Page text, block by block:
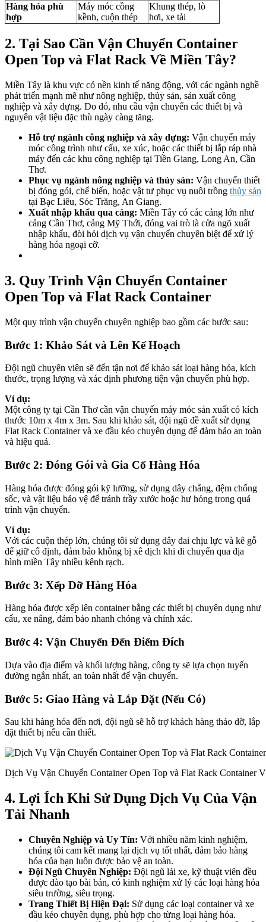
Hàng hóa phù
hợp
Máy móc cồng
kềnh, cuộn thép
Khung thép, lò
hơi, xe tải
2. Tại Sao Cần Vận Chuyển Container
Open Top và Flat Rack Về Miền Tây?
Miền Tây là khu vực có nền kinh tế năng động, với các ngành nghề
phát triển mạnh mẽ như nông nghiệp, thủy sản, sản xuất công
nghiệp và xây dựng. Do đó, nhu cầu vận chuyển các thiết bị và
nguyên vật liệu đặc thù ngày càng tăng.
Hỗ trợ ngành công nghiệp và xây dựng: Vận chuyển máy
móc công trình như cẩu, xe xúc, hoặc các thiết bị lắp ráp nhà
máy đến các khu công nghiệp tại Tiền Giang, Long An, Cần
Thơ.
Phục vụ ngành nông nghiệp và thủy sản: Vận chuyển thiết
bị đóng gói, chế biến, hoặc vật tư phục vụ nuôi trồng thủy sản
tại Bạc Liêu, Sóc Trăng, An Giang.
Xuất nhập khẩu qua cảng: Miền Tây có các cảng lớn như
cảng Cần Thơ, cảng Mỹ Thới, đóng vai trò là cửa ngõ xuất
nhập khẩu, đòi hỏi dịch vụ vận chuyển chuyên biệt để xử lý
hàng hóa ngoại cỡ.
3. Quy Trình Vận Chuyển Container
Open Top và Flat Rack Container
Một quy trình vận chuyển chuyên nghiệp bao gồm các bước sau:
Bước 1: Khảo Sát và Lên Kế Hoạch
Đội ngũ chuyên viên sẽ đến tận nơi để khảo sát loại hàng hóa, kích
thước, trọng lượng và xác định phương tiện vận chuyển phù hợp.
Ví dụ:
Một công ty tại Cần Thơ cần vận chuyển máy móc sản xuất có kích
thước 10m x 4m x 3m. Sau khi khảo sát, đội ngũ đề xuất sử dụng
Flat Rack Container và xe đầu kéo chuyên dụng để đảm bảo an toàn
và hiệu quả.
Bước 2: Đóng Gói và Gia Cố Hàng Hóa
Hàng hóa được đóng gói kỹ lưỡng, sử dụng dây chằng, đệm chống
sốc, và vật liệu bảo vệ để tránh trầy xước hoặc hư hỏng trong quá
trình vận chuyển.
Ví dụ:
Với các cuộn thép lớn, chúng tôi sử dụng dây đai chịu lực và kê gỗ
để giữ cố định, đảm bảo không bị xê dịch khi di chuyển qua địa
hình miền Tây nhiều kênh rạch.
Bước 3: Xếp Dỡ Hàng Hóa
Hàng hóa được xếp lên container bằng các thiết bị chuyên dụng như
cẩu, xe nâng, đảm bảo nhanh chóng và chính xác.
Bước 4: Vận Chuyển Đến Điểm Đích
Dựa vào địa điểm và khối lượng hàng, công ty sẽ lựa chọn tuyến
đường ngắn nhất, an toàn nhất để vận chuyển.
Bước 5: Giao Hàng và Lắp Đặt (Nếu Có)
Sau khi hàng hóa đến nơi, đội ngũ sẽ hỗ trợ khách hàng tháo dỡ, lắp
đặt thiết bị nếu cần thiết.
Dịch Vụ Vận Chuyển Container Open Top và Flat Rack Container
4. Lợi Ích Khi Sử Dụng Dịch Vụ Của Vận
Tải Nhanh
Chuyên Nghiệp và Uy Tín: Với nhiều năm kinh nghiệm,
chúng tôi cam kết mang lại dịch vụ tốt nhất, đảm bảo hàng
hóa của bạn luôn được bảo vệ an toàn.
Đội Ngũ Chuyên Nghiệp: Đội ngũ lái xe, kỹ thuật viên đều
được đào tạo bài bản, có kinh nghiệm xử lý các loại hàng hóa
siêu trường, siêu trọng.
Trang Thiết Bị Hiện Đại: Sử dụng các loại container và xe
đầu kéo chuyên dụng, phù hợp cho từng loại hàng hóa.